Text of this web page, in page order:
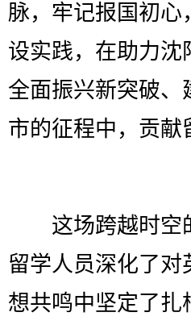
脉，牢记报国初心
设实践，在助力沈
全面振兴新突破、
市的征程中，贡献
这场跨越时空
留学人员深化了
想共鸣中坚定了扎